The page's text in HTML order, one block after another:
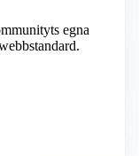
egna